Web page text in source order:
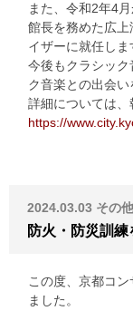
また、令和2年4
館長を務めた広
イザーに就任しま
今後もクラシッ
ク音楽との出会い
詳細については、
https://
2024.03.03 その他
防火・防災訓
この度、京都コ
ました。